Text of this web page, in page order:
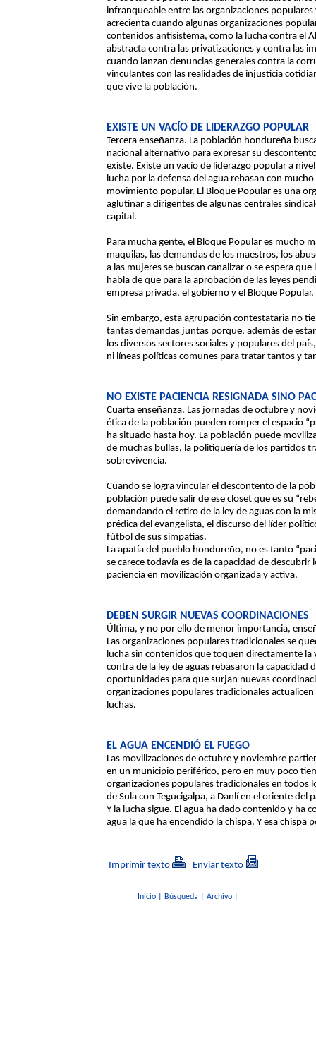
infranqueable entre las organizaciones populares
acrecienta cuando algunas organizaciones
contenidos antisistema, como la lucha contra el
abstracta contra las privatizaciones y contra las
cuando lanzan denuncias generales contra la
vinculantes con las realidades de injusticia
que vive la población.
EXISTE UN VACÍO DE LIDERAZGO POPULAR
Tercera enseñanza. La población hondureña
nacional alternativo para expresar su
existe. Existe un vacío de liderazgo popular a
lucha por la defensa del agua rebasan con
movimiento popular. El Bloque Popular es una
aglutinar a dirigentes de algunas centrales
capital.
Para mucha gente, el Bloque Popular es mucho
maquilas, las demandas de los maestros, los
a las mujeres se buscan canalizar o se espera
habla de que para la aprobación de las leyes
empresa privada, el gobierno y el Bloque Popular.
Sin embargo, esta agrupación contestataria no
tantas demandas juntas porque, además de
los diversos sectores sociales y populares del
ni líneas políticas comunes para tratar tantos y
NO EXISTE PACIENCIA RESIGNADA SINO
Cuarta enseñanza. Las jornadas de octubre y
ética de la población pueden romper el espacio
ha situado hasta hoy. La población puede
de muchas bullas, la politiquería de los partidos
sobrevivencia.
Cuando se logra vincular el descontento de la
población puede salir de ese closet que es su
demandando el retiro de la ley de aguas con la
prédica del evangelista, el discurso del líder
fútbol de sus simpatías.
La apatía del pueblo hondureño, no es tanto
se carece todavía es de la capacidad de
paciencia en movilización organizada y activa.
DEBEN SURGIR NUEVAS COORDINACIONES
Última, y no por ello de menor importancia,
Las organizaciones populares tradicionales se
lucha sin contenidos que toquen directamente la
contra de la ley de aguas rebasaron la capacidad
oportunidades para que surjan nuevas
organizaciones populares tradicionales
luchas.
EL AGUA ENCENDIÓ EL FUEGO
Las movilizaciones de octubre y noviembre
en un municipio periférico, pero en muy poco
organizaciones populares tradicionales en todos
de Sula con Tegucigalpa, a Danlí en el oriente del
Y la lucha sigue. El agua ha dado contenido y ha
agua la que ha encendido la chispa. Y esa
Imprimir texto Enviar texto
Inicio| Búsqueda Archivo|